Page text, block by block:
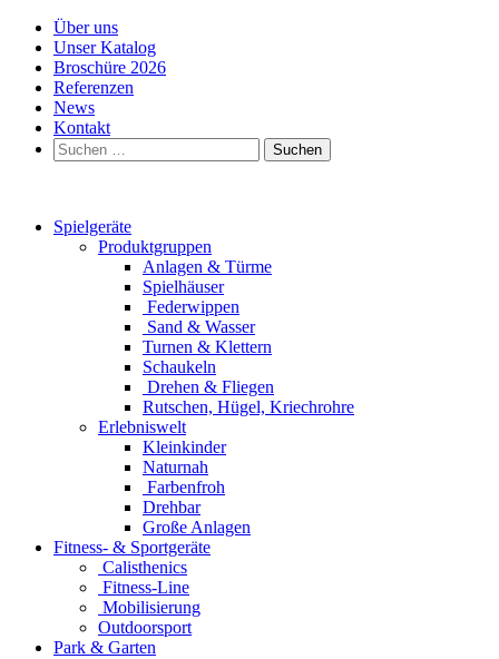
Über uns
Unser Katalog
Broschüre 2026
Referenzen
News
Kontakt
Suchen
nach:
Spielgeräte
Produktgruppen
Anlagen & Türme
Spielhäuser
Federwippen
Sand & Wasser
Turnen & Klettern
Schaukeln
Drehen & Fliegen
Rutschen, Hügel, Kriechrohre
Erlebniswelt
Kleinkinder
Naturnah
Farbenfroh
Drehbar
Große Anlagen
Fitness- & Sportgeräte
Calisthenics
Fitness-Line
Mobilisierung
Outdoorsport
Park & Garten